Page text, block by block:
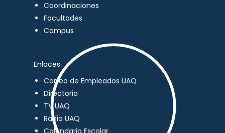
Coordinaciones
Facultades
Campus
Enlaces
Correo de Empleados UAQ
Directorio
TV UAQ
Radio UAQ
Calendario Escolar